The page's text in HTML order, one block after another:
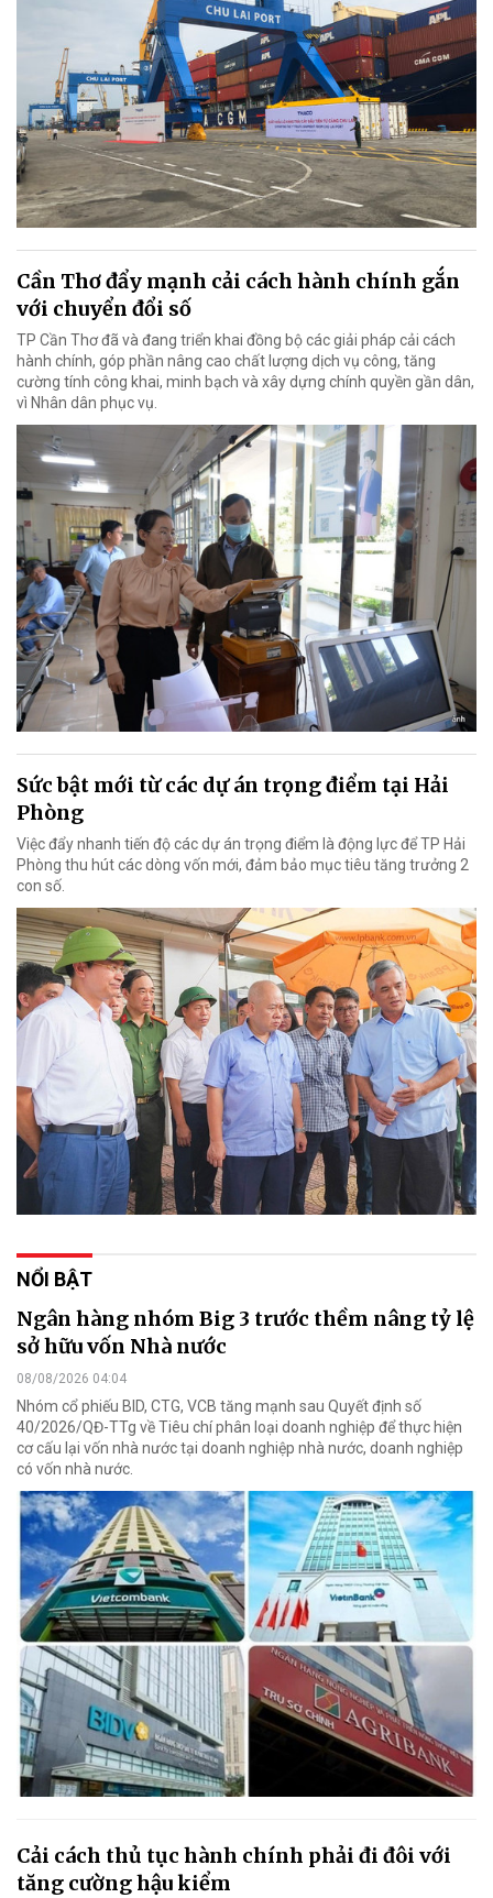
Cần Thơ đẩy mạnh cải cách hành chính gắn
với chuyển đổi số
TP Cần Thơ đã và đang triển khai đồng bộ các giải pháp cải cách
hành chính, góp phần nâng cao chất lượng dịch vụ công, tăng
cường tính công khai, minh bạch và xây dựng chính quyền gần dân,
vì Nhân dân phục vụ.
Sức bật mới từ các dự án trọng điểm tại Hải
Phòng
Việc đẩy nhanh tiến độ các dự án trọng điểm là động lực để TP Hải
Phòng thu hút các dòng vốn mới, đảm bảo mục tiêu tăng trưởng 2
con số.
NỔI BẬT
Ngân hàng nhóm Big 3 trước thềm nâng tỷ lệ
sở hữu vốn Nhà nước
08/08/2026 04:04
Nhóm cổ phiếu BID, CTG, VCB tăng mạnh sau Quyết định số
40/2026/QĐ-TTg về Tiêu chí phân loại doanh nghiệp để thực hiện
cơ cấu lại vốn nhà nước tại doanh nghiệp nhà nước, doanh nghiệp
có vốn nhà nước.
Cải cách thủ tục hành chính phải đi đôi với
tăng cường hậu kiểm